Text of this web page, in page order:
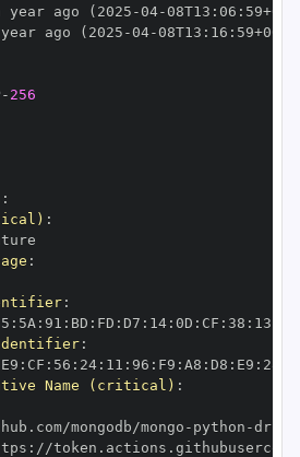
year ago (2025 -04-08T13 : 06 : 59+00
ago (2025 -04-08T13 : 16 : 59+00
- 256
:
:
:
:
: 5A : 91 : BD : FD : D7 : 14: 0D : CF : 38 : 13
:
E9 : CF : 56 : 24: 11 : 96 : F9 : A8 : D8 : E9 : 28
Name (critical) :
mongodb/mongo- python -
: